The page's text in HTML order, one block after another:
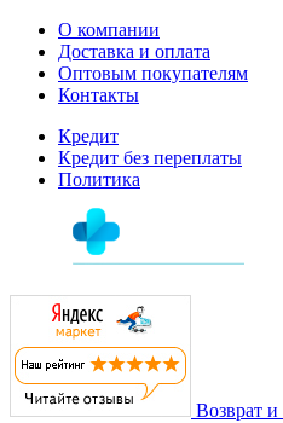
О компании
Доставка и оплата
Оптовым покупателям
Контакты
Кредит
Кредит без переплаты
Политика
Возврат и